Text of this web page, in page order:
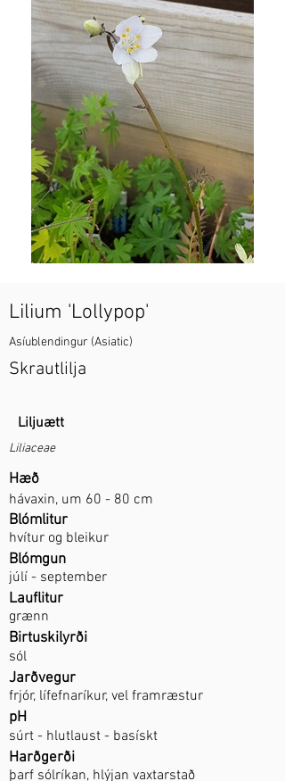
Lilium 'Lollypop'
Asíublendingur (Asiatic)
Skrautlilja
Liljuætt
Liliaceae
Hæð
hávaxin, um 60 - 80 cm
Blómlitur
hvítur og bleikur
Blómgun
júlí - september
Lauflitur
grænn
Birtuskilyrði
sól
Jarðvegur
frjór, lífefnaríkur, vel framræstur
pH
súrt - hlutlaust - basískt
Harðgerði
þarf sólríkan, hlýjan vaxtarstað